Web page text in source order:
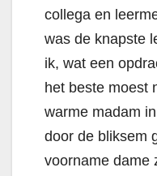
collega en
was de knapste
ik, wat een
het beste moest
warme madam
door de bliksem
voorname dame